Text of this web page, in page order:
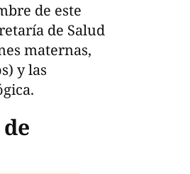
de este
de Salud
maternas,
y las